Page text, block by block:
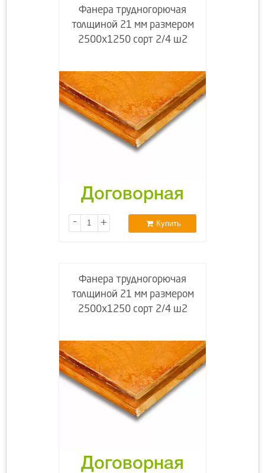
Фанера трудногорючая
толщиной 21 мм размером
2500х1250 сорт 2/4 ш2
Договорная
- + Купить
Фанера трудногорючая
толщиной 21 мм размером
2500х1250 сорт 2/4 ш2
Договорная